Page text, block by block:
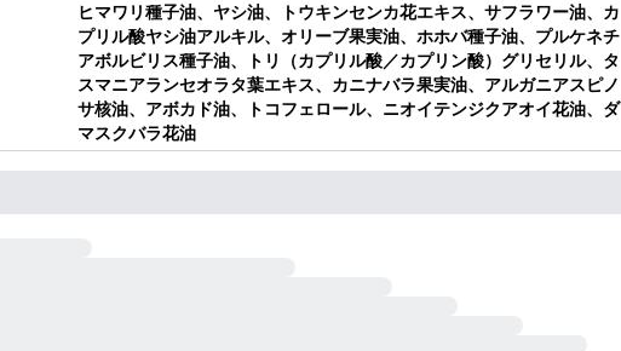
ヒマワリ種子油、ヤシ油、トウキンセンカ花エキス、サフラワー油、カ
プリル酸ヤシ油アルキル、オリーブ果実油、ホホバ種子油、プルケネチ
アボルビリス種子油、トリ（カプリル酸／カプリン酸）グリセリル、タ
スマニアランセオラタ葉エキス、カニナバラ果実油、アルガニアスピノ
サ核油、アボカド油、トコフェロール、ニオイテンジクアオイ花油、ダ
マスクバラ花油